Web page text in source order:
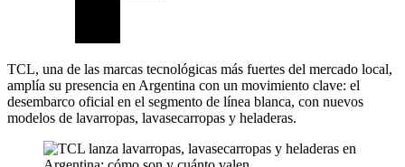
TCL, una de las marcas tecnológicas más fuertes del mercado local,
amplía su presencia en Argentina con un movimiento clave: el
desembarco oficial en el segmento de línea blanca, con nuevos
modelos de lavarropas, lavasecarropas y heladeras.